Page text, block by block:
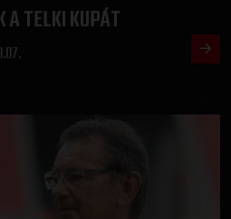
A TELKI KUPÁT